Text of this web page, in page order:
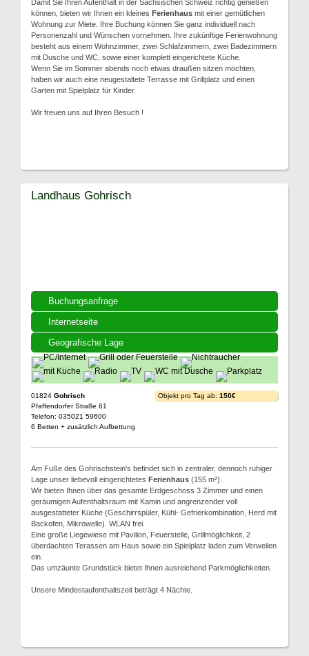
Damit Sie Ihren Aufenthalt in der Sächsischen Schweiz richtig genießen
können, bieten wir Ihnen ein kleines Ferienhaus mit einer gemütlichen
Wohnung zur Miete. Ihre Buchung können Sie ganz individuell nach
Personenzahl und Wünschen vornehmen. Ihre zukünftige Ferienwohnung
besteht aus einem Wohnzimmer, zwei Schlafzimmern, zwei Badezimmern
mit Dusche und WC, sowie einer komplett eingerichtete Küche.
Wenn Sie im Sommer abends noch etwas draußen sitzen möchten,
haben wir auch eine neugestaltete Terrasse mit Grillplatz und einen
Garten mit Spielplatz für Kinder.
Wir freuen uns auf Ihren Besuch !
Buchungsanfrage
Internetseite
Geografische Lage
Landhaus Gohrisch
01824 Gohrisch
Pfaffendorfer Straße 61
Telefon: 035021 59600
6 Betten + zusätzlich Aufbettung
Objekt pro Tag ab: 150€
Am Fuße des Gohrischstein's befindet sich in zentraler, dennoch ruhiger
Lage unser liebevoll eingerichtetes Ferienhaus (155 m²).
Wir bieten Ihnen über das gesamte Erdgeschoss 3 Zimmer und einen
geräumigen Aufenthaltsraum mit Kamin und angrenzender voll
ausgestatteter Küche (Geschirrspüler, Kühl- Gefrierkombination, Herd mit
Backofen, Mikrowelle). WLAN frei.
Eine große Liegewiese mit Pavilion, Feuerstelle, Grillmöglichkeit, 2
überdachten Terassen am Haus sowie ein Spielplatz laden zum Verweilen
ein.
Das umzäunte Grundstück bietet Ihnen ausreichend Parkmöglichkeiten.
Unsere Mindestaufenthaltszeit beträgt 4 Nächte.